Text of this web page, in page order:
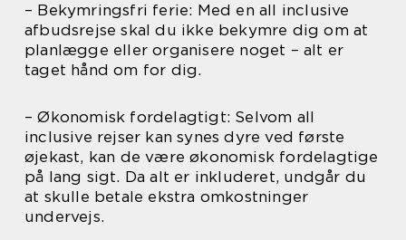
– Bekymringsfri ferie: Med en all inclusive
afbudsrejse skal du ikke bekymre dig om at
planlægge eller organisere noget – alt er
taget hånd om for dig.
– Økonomisk fordelagtigt: Selvom all
inclusive rejser kan synes dyre ved første
øjekast, kan de være økonomisk fordelagtige
på lang sigt. Da alt er inkluderet, undgår du
at skulle betale ekstra omkostninger
undervejs.